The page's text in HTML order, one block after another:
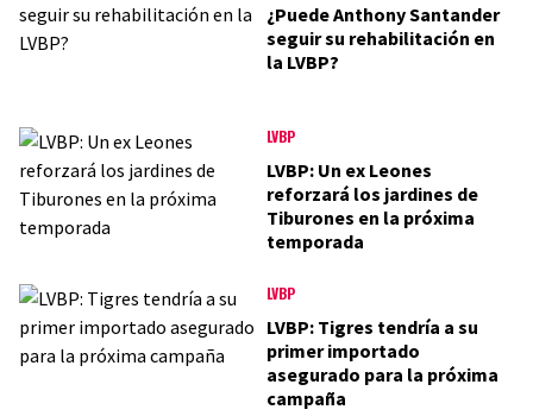
¿Puede Anthony Santander
seguir su rehabilitación en
la LVBP?
LVBP
LVBP: Un ex Leones
reforzará los jardines de
Tiburones en la próxima
temporada
LVBP
LVBP: Tigres tendría a su
primer importado
asegurado para la próxima
campaña